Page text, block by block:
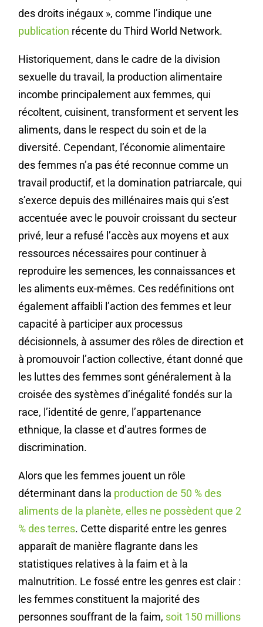
des droits inégaux », comme l’indique une
publication récente du Third World Network.
Historiquement, dans le cadre de la division
sexuelle du travail, la production alimentaire
incombe principalement aux femmes, qui
récoltent, cuisinent, transforment et servent les
aliments, dans le respect du soin et de la
diversité. Cependant, l’économie alimentaire
des femmes n’a pas été reconnue comme un
travail productif, et la domination patriarcale, qui
s’exerce depuis des millénaires mais qui s’est
accentuée avec le pouvoir croissant du secteur
privé, leur a refusé l’accès aux moyens et aux
ressources nécessaires pour continuer à
reproduire les semences, les connaissances et
les aliments eux-mêmes. Ces redéfinitions ont
également affaibli l’action des femmes et leur
capacité à participer aux processus
décisionnels, à assumer des rôles de direction et
à promouvoir l’action collective, étant donné que
les luttes des femmes sont généralement à la
croisée des systèmes d’inégalité fondés sur la
race, l’identité de genre, l’appartenance
ethnique, la classe et d’autres formes de
discrimination.
Alors que les femmes jouent un rôle
déterminant dans la production de 50 % des
aliments de la planète, elles ne possèdent que 2
% des terres. Cette disparité entre les genres
apparaît de manière flagrante dans les
statistiques relatives à la faim et à la
malnutrition. Le fossé entre les genres est clair :
les femmes constituent la majorité des
personnes souffrant de la faim, soit 150 millions